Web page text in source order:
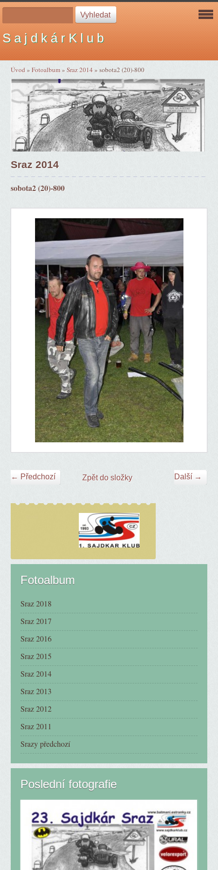
S a j d k á r K l u b
Úvod »Fotoalbum»Sraz 2014»sobota2 (20)-800
Sraz 2014
sobota2 (20)-800
← Předchozí Další →
Zpět do složky
Fotoalbum
Sraz 2018
Sraz 2017
Sraz 2016
Sraz 2015
Sraz 2014
Sraz 2013
Sraz 2012
Sraz 2011
Srazy předchozí
Poslední fotografie